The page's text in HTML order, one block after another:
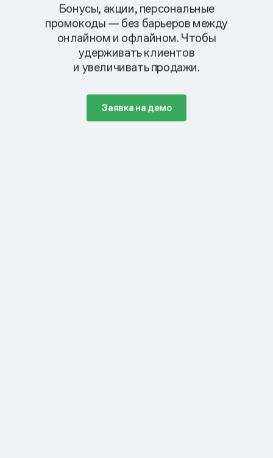
Бонусы, акции, персональные
промокоды — без барьеров между
онлайном и офлайном. Чтобы
удерживать клиентов
и увеличивать продажи.
Заявка на демо